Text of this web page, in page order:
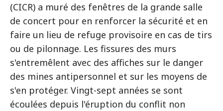
(CICR) a muré des fenêtres de la grande salle
de concert pour en renforcer la sécurité et en
faire un lieu de refuge provisoire en cas de tirs
ou de pilonnage. Les fissures des murs
s'entremêlent avec des affiches sur le danger
des mines antipersonnel et sur les moyens de
s'en protéger. Vingt-sept années se sont
écoulées depuis l'éruption du conflit non